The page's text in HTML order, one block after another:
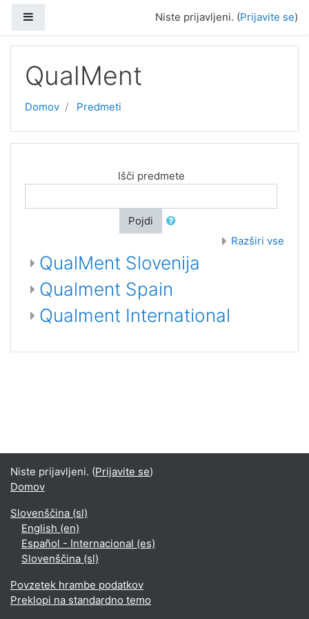
Niste prijavljeni. (Prijavite se)
QualMent
Domov Predmeti
Išči predmete
Pojdi
Razširi vse
QualMent Slovenija
Qualment Spain
Qualment International
Niste prijavljeni. (Prijavite se)
Domov
Slovenščina ‎(sl)‎
English ‎(en)‎
Español - Internacional ‎(es)‎
Slovenščina ‎(sl)‎
Povzetek hrambe podatkov
Preklopi na standardno temo